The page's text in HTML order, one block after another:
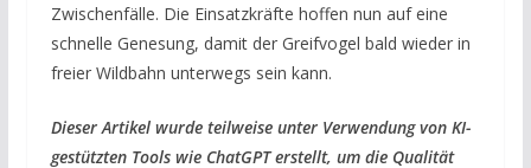
Zwischenfälle. Die Einsatzkräfte hoffen nun auf eine
schnelle Genesung, damit der Greifvogel bald wieder in
freier Wildbahn unterwegs sein kann.
Dieser Artikel wurde teilweise unter Verwendung von KI-
gestützten Tools wie ChatGPT erstellt, um die Qualität